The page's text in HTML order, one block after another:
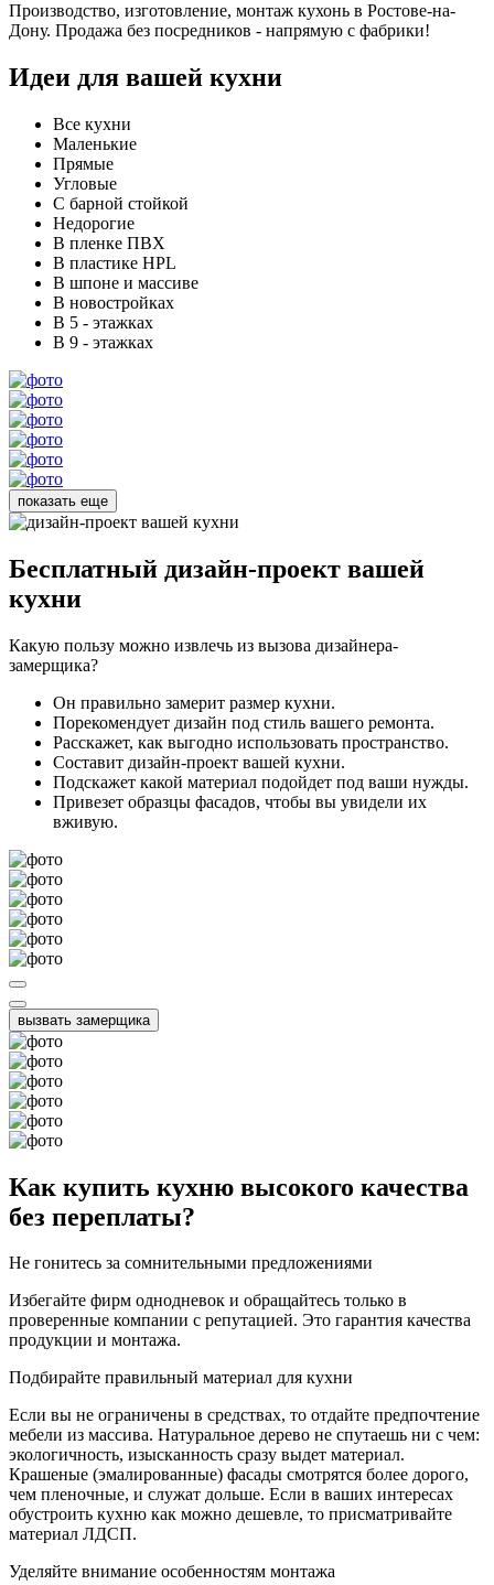
Производство, изготовление, монтаж кухонь в Ростове-на-
Дону. Продажа без посредников - напрямую с фабрики!
Идеи для вашей кухни
Все кухни
Маленькие
Прямые
Угловые
С барной стойкой
Недорогие
В пленке ПВХ
В пластике HPL
В шпоне и массиве
В новостройках
В 5 - этажках
В 9 - этажках
показать еще
Бесплатный дизайн-проект вашей
кухни
Какую пользу можно извлечь из вызова дизайнера-
замерщика?
Он правильно замерит размер кухни.
Порекомендует дизайн под стиль вашего ремонта.
Расскажет, как выгодно использовать пространство.
Составит дизайн-проект вашей кухни.
Подскажет какой материал подойдет под ваши нужды.
Привезет образцы фасадов, чтобы вы увидели их
вживую.
вызвать замерщика
Как купить кухню высокого качества
без переплаты?
Не гонитесь за сомнительными предложениями
Избегайте фирм однодневок и обращайтесь только в
проверенные компании с репутацией. Это гарантия качества
продукции и монтажа.
Подбирайте правильный материал для кухни
Если вы не ограничены в средствах, то отдайте предпочтение
мебели из массива. Натуральное дерево не спутаешь ни с чем:
экологичность, изысканность сразу выдет материал.
Крашеные (эмалированные) фасады смотрятся более дорого,
чем пленочные, и служат дольше. Если в ваших интересах
обустроить кухню как можно дешевле, то присматривайте
материал ЛДСП.
Уделяйте внимание особенностям монтажа